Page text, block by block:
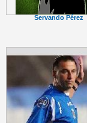
Servando Pérez